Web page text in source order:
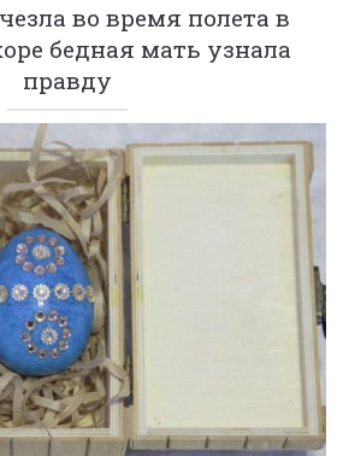
во время полета в
бедная мать узнала
правду